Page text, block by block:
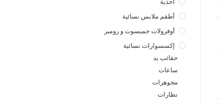
أطقم ملابس نسائية
أوفرولات جمبسوت و رومبر
إكسسوارات نسائية
حقائب يد
ساعات
مجوهرات
نظارات